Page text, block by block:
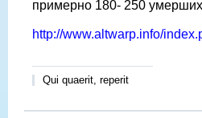
примерно 180- 250
http://www.altwarp.info/
Qui quaerit, reperit